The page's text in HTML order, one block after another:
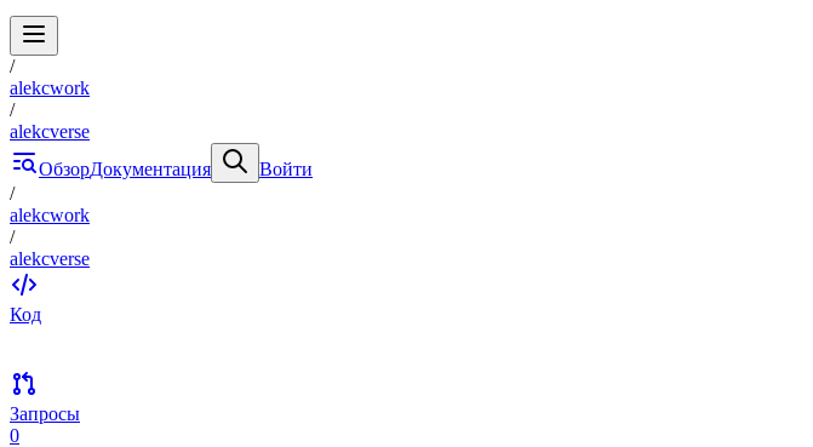
/
alekcwork
/
alekcverse
ОбзорДокументация
Войти
/
alekcwork
/
alekcverse
Код
Запросы
0